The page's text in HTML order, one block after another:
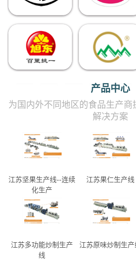
产品中心
为国内外不同地区的食品生产商
解决方案
江苏坚果生产线--连续
化生产
江苏果仁生产线
江苏多功能炒制生产
线
江苏原味炒制生产